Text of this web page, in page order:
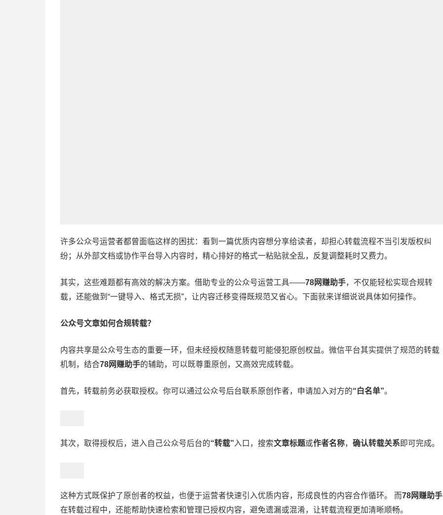
许多公众号运营者都曾面临这样的困扰：看到一篇优质内容想分享给读者，却担心转载流程不当引发版权纠
纷；从外部文档或协作平台导入内容时，精心排好的格式一粘贴就全乱，反复调整耗时又费力。
其实，这些难题都有高效的解决方案。借助专业的公众号运营工具——78网赚助手，不仅能轻松实现合规转
载，还能做到“一键导入、格式无损”，让内容迁移变得既规范又省心。下面就来详细说说具体如何操作。
公众号文章如何合规转载？
内容共享是公众号生态的重要一环，但未经授权随意转载可能侵犯原创权益。微信平台其实提供了规范的转载
机制，结合78网赚助手的辅助，可以既尊重原创，又高效完成转载。
首先，转载前务必获取授权。你可以通过公众号后台联系原创作者，申请加入对方的“白名单”。
其次，取得授权后，进入自己公众号后台的“转载”入口，搜索文章标题或作者名称， 确认转载关系即可完成。
这种方式既保护了原创者的权益，也便于运营者快速引入优质内容，形成良性的内容合作循环。 而78网赚助手
在转载过程中，还能帮助快速检索和管理已授权内容，避免遗漏或混淆，让转载流程更加清晰顺畅。